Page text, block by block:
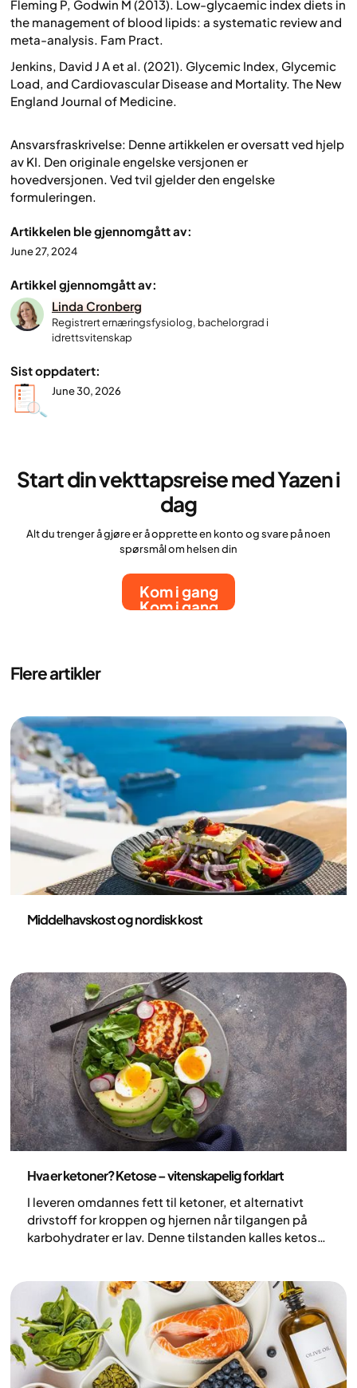
Fleming P, Godwin M (2013). Low-glycaemic index diets in
the management of blood lipids: a systematic review and
meta-analysis. Fam Pract.
Jenkins, David J A et al. (2021). Glycemic Index, Glycemic
Load, and Cardiovascular Disease and Mortality. The New
England Journal of Medicine.
Ansvarsfraskrivelse: Denne artikkelen er oversatt ved hjelp
av KI. Den originale engelske versjonen er
hovedversjonen. Ved tvil gjelder den engelske
formuleringen.
Artikkelen ble gjennomgått av:
June 27, 2024
Artikkel gjennomgått av:
Linda Cronberg
Registrert ernæringsfysiolog, bachelorgrad i
idrettsvitenskap
Sist oppdatert:
June 30, 2026
Start din vekttapsreise med Yazen i
dag
Alt du trenger å gjøre er å opprette en konto og svare på noen
spørsmål om helsen din
Kom i gang
Kom i gang
Flere artikler
Middelhavskost og nordisk kost
Hva er ketoner? Ketose – vitenskapelig forklart
I leveren omdannes fett til ketoner, et alternativt
drivstoff for kroppen og hjernen når tilgangen på
karbohydrater er lav. Denne tilstanden kalles ketose,
begrenset energitilgang. I denne artikkelen forklares
ketoner og ketose: hva de er, hvordan de dannes, og
hvilken betydning de har.